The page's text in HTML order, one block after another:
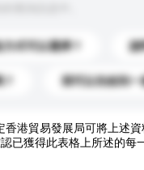
式可以選擇？ 請
我可以先收到一
香港貿易發展局可將上述
已獲得此表格上所述的每